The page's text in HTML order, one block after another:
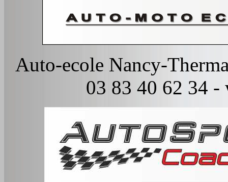
Auto-ecole Nancy-
03 83 40 62 34 -